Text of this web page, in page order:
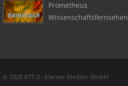
© 2026 RTF.3 - Klarner Medien GmbH
Prometheus
Wissenschaftsfernsehen